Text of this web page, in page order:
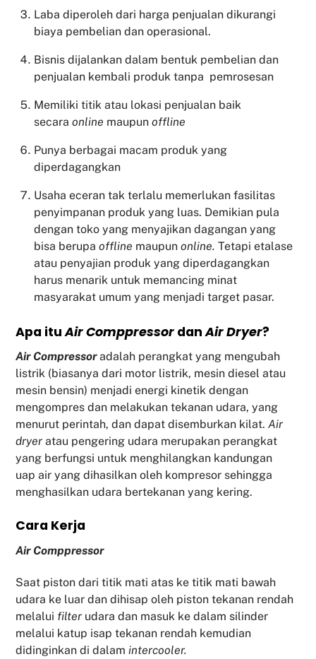
Laba diperoleh dari harga penjualan dikurangi
biaya pembelian dan operasional.
Bisnis dijalankan dalam bentuk pembelian dan
penjualan kembali produk tanpa pemrosesan
Memiliki titik atau lokasi penjualan baik
secara online maupun offline
Punya berbagai macam produk yang
diperdagangkan
Usaha eceran tak terlalu memerlukan fasilitas
penyimpanan produk yang luas. Demikian pula
dengan toko yang menyajikan dagangan yang
bisa berupa offline maupun online. Tetapi etalase
atau penyajian produk yang diperdagangkan
harus menarik untuk memancing minat
masyarakat umum yang menjadi target pasar.
Apa ituAir Comppressor danAir Dryer?
Air Compressoradalah perangkat yang mengubah
listrik (biasanya dari motor listrik, mesin diesel atau
mesin bensin) menjadi energi kinetik dengan
mengompres dan melakukan tekanan udara, yang
menurut perintah, dan dapat disemburkan kilat.Air
dryer atau pengering udara merupakan perangkat
yang berfungsi untuk menghilangkan kandungan
uap air yang dihasilkan oleh kompresor sehingga
menghasilkan udara bertekanan yang kering.
Cara Kerja
Air Comppressor
Saat piston dari titik mati atas ke titik mati bawah
udara ke luar dan dihisap oleh piston tekanan rendah
melalui filter udara dan masuk ke dalam silinder
melalui katup isap tekanan rendah kemudian
didinginkan di dalamintercooler.